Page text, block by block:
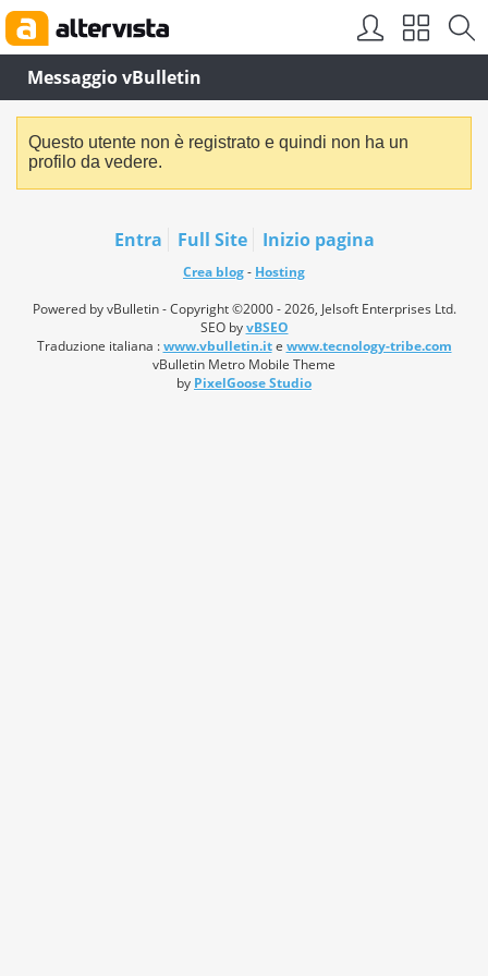
Messaggio vBulletin
Questo utente non è registrato e quindi non ha un
profilo da vedere.
Entra Full Site Inizio pagina
Crea blog- Hosting
Powered by vBulletin - Copyright ©2000 - 2026, Jelsoft Enterprises Ltd.
SEO byvBSEO
Traduzione italiana :www.vbulletin.ite www.tecnology-tribe.com
vBulletin Metro Mobile Theme
by PixelGoose Studio